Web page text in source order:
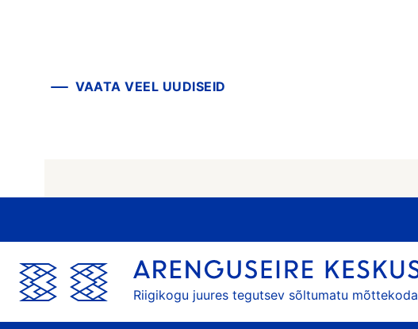
VAATA VEEL UUDISEID
Riigikogu juures tegutsev sõltumatu mõttekoda